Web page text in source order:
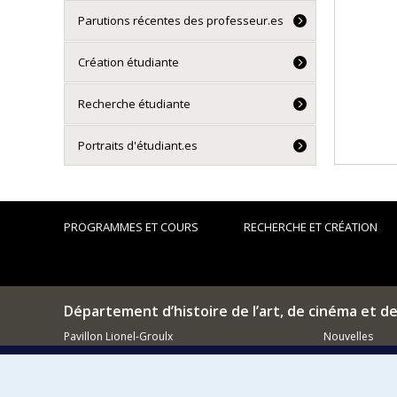
Parutions récentes des professeur.es
Création étudiante
Recherche étudiante
Portraits d'étudiant.es
PROGRAMMES ET COURS RECHERCHE ET CRÉATION
Département d’histoire de l’art, de cinéma et
Pavillon Lionel-Groulx
3150, rue Jean-Brillant
Nouvelles